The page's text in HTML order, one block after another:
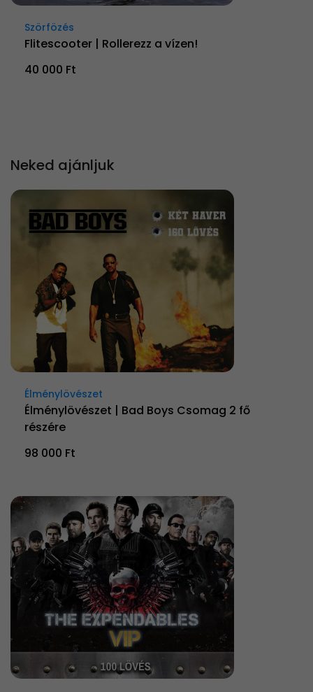
Szörfözés
Flitescooter | Rollerezz a vízen!
40 000 Ft
Neked ajánljuk
Élménylövészet
Élménylövészet | Bad Boys Csomag 2 fő
részére
98 000 Ft